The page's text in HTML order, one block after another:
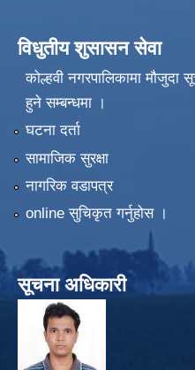
विधुतीय शुसासन सेवा
कोल्हवी नगरपालिकामा मौजुदा
हुने सम्बन्धमा ।
घटना दर्ता
सामाजिक सुरक्षा
नागरिक वडापत्र
online सुचिकृत गर्नुहोस ।
सूचना अधिकारी